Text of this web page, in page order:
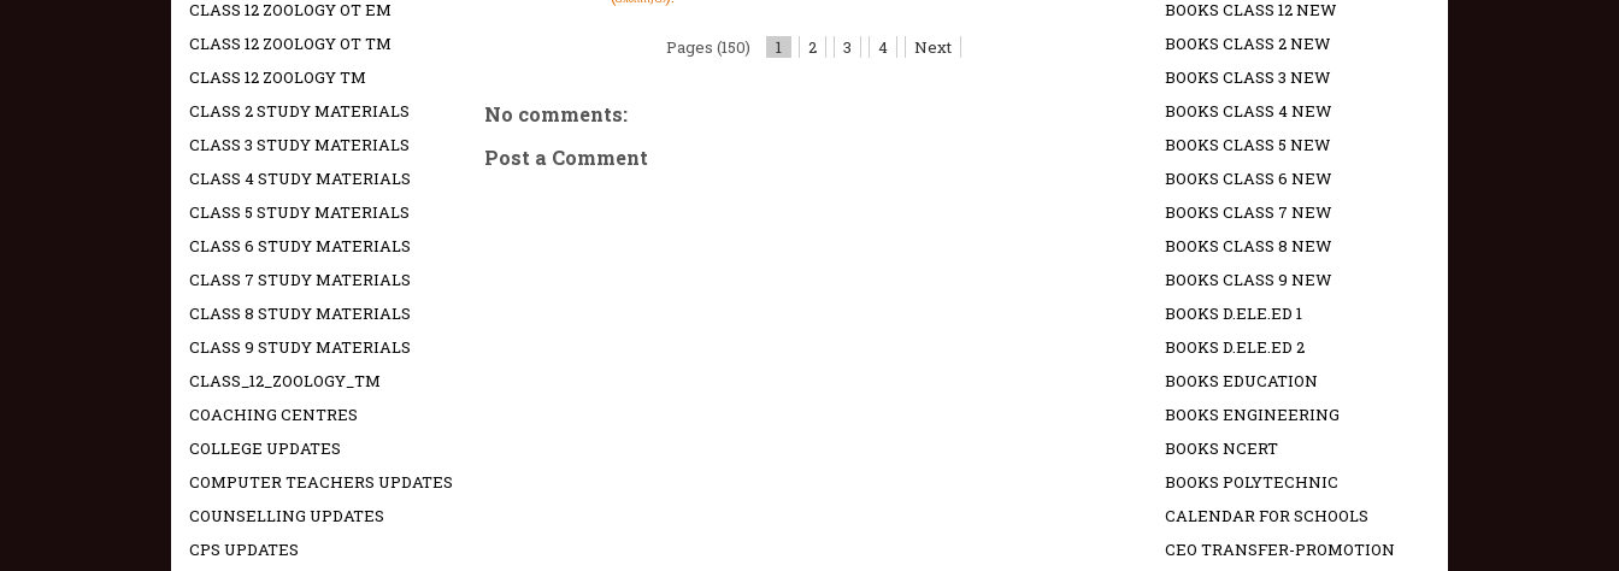
Pages (150) 1 2 3 4 Next
No comments:
Post a Comment
CLASS 12 ZOOLOGY OT EM
CLASS 12 ZOOLOGY OT TM
CLASS 12 ZOOLOGY TM
CLASS 2 STUDY MATERIALS
CLASS 3 STUDY MATERIALS
CLASS 4 STUDY MATERIALS
CLASS 5 STUDY MATERIALS
CLASS 6 STUDY MATERIALS
CLASS 7 STUDY MATERIALS
CLASS 8 STUDY MATERIALS
CLASS 9 STUDY MATERIALS
CLASS_12_ZOOLOGY_TM
COACHING CENTRES
COLLEGE UPDATES
COMPUTER TEACHERS UPDATES
COUNSELLING UPDATES
CPS UPDATES
BOOKS CLASS 12 NEW
BOOKS CLASS 2 NEW
BOOKS CLASS 3 NEW
BOOKS CLASS 4 NEW
BOOKS CLASS 5 NEW
BOOKS CLASS 6 NEW
BOOKS CLASS 7 NEW
BOOKS CLASS 8 NEW
BOOKS CLASS 9 NEW
BOOKS D.ELE.ED 1
BOOKS D.ELE.ED 2
BOOKS EDUCATION
BOOKS ENGINEERING
BOOKS NCERT
BOOKS POLYTECHNIC
CALENDAR FOR SCHOOLS
CEO TRANSFER-PROMOTION